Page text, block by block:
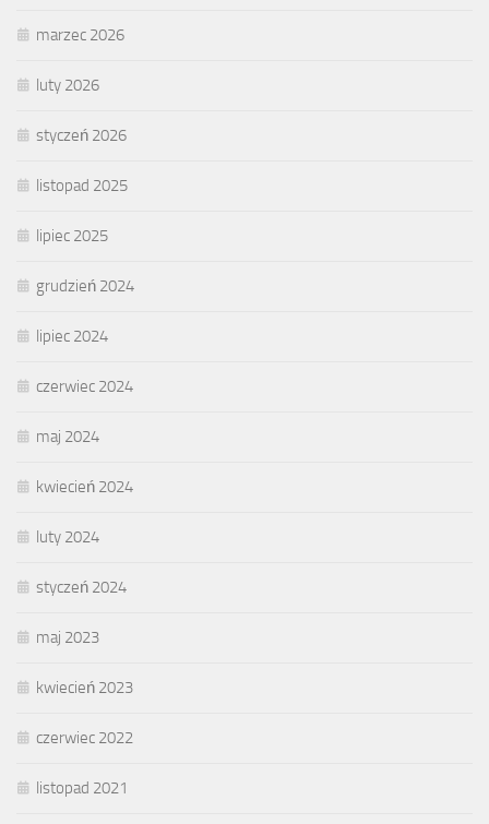
marzec 2026
luty 2026
styczeń 2026
listopad 2025
lipiec 2025
grudzień 2024
lipiec 2024
czerwiec 2024
maj 2024
kwiecień 2024
luty 2024
styczeń 2024
maj 2023
kwiecień 2023
czerwiec 2022
listopad 2021